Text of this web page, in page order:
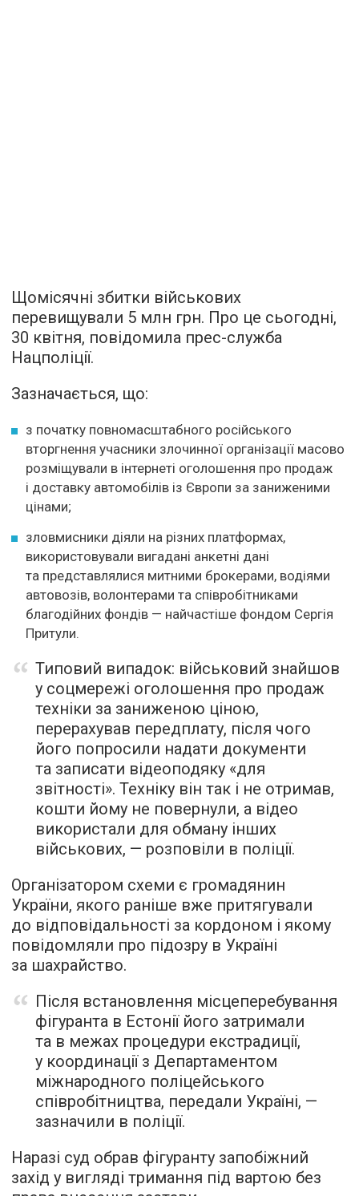
Щомісячні збитки військових
перевищували 5 млн грн. Про це сьогодні,
30 квітня, повідомила прес-служба
Нацполіції.
Зазначається, що:
з початку повномасштабного російського
вторгнення учасники злочинної організації масово
розміщували в інтернеті оголошення про продаж
і доставку автомобілів із Європи за заниженими
цінами;
зловмисники діяли на різних платформах,
використовували вигадані анкетні дані
та представлялися митними брокерами, водіями
автовозів, волонтерами та співробітниками
благодійних фондів — найчастіше фондом Сергія
Притули.
Типовий випадок: військовий знайшов
у соцмережі оголошення про продаж
техніки за заниженою ціною,
перерахував передплату, після чого
його попросили надати документи
та записати відеоподяку «для
звітності». Техніку він так і не отримав,
кошти йому не повернули, а відео
використали для обману інших
військових, — розповіли в поліції.
Організатором схеми є громадянин
України, якого раніше вже притягували
до відповідальності за кордоном і якому
повідомляли про підозру в Україні
за шахрайство.
Після встановлення місцеперебування
фігуранта в Естонії його затримали
та в межах процедури екстрадиції,
у координації з Департаментом
міжнародного поліцейського
співробітництва, передали Україні, —
зазначили в поліції.
Наразі суд обрав фігуранту запобіжний
захід у вигляді тримання під вартою без